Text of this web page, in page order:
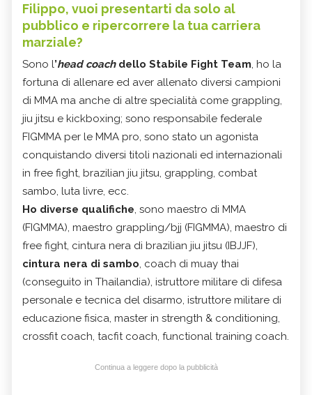
Filippo, vuoi presentarti da solo al
pubblico e ripercorrere la tua carriera
marziale?
Sono l’head coachdello Stabile Fight Team, ho la
fortuna di allenare ed aver allenato diversi campioni
di MMA ma anche di altre specialità come grappling,
jiu jitsu e kickboxing; sono responsabile federale
FIGMMA per le MMA pro, sono stato un agonista
conquistando diversi titoli nazionali ed internazionali
in free fight, brazilian jiu jitsu, grappling, combat
sambo, luta livre, ecc.
Ho diverse qualifiche, sono maestro di MMA
(FIGMMA), maestro grappling/bjj (FIGMMA), maestro di
free fight, cintura nera di brazilian jiu jitsu (IBJJF),
cintura nera di sambo, coach di muay thai
(conseguito in Thailandia), istruttore militare di difesa
personale e tecnica del disarmo, istruttore militare di
educazione fisica, master in strength & conditioning,
crossfit coach, tacfit coach, functional training coach.
Continua a leggere dopo la pubblicità